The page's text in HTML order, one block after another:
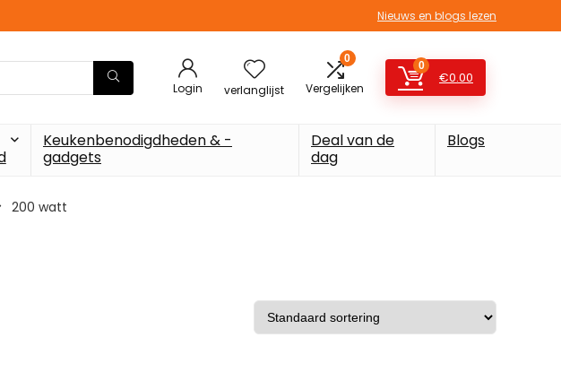
Nieuws en blogs lezen
Login verlanglijst
0
Vergelijken
0
€0.00
Keukenbenodigdheden & -
gadgets
Deal van de
dag
Blogs
‎200 watt